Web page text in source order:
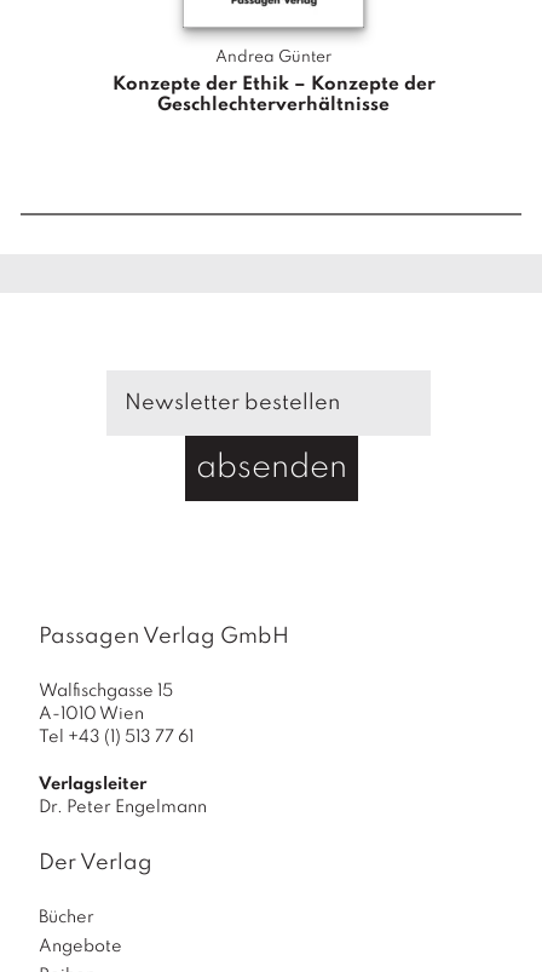
M
e
Andrea Günter
Konzepte der Ethik – Konzepte der
Geschlechterverhältnisse
absenden
Passagen Verlag GmbH
Walfischgasse 15
A-1010 Wien
Tel +43 (1) 513 77 61
Verlagsleiter
Dr. Peter Engelmann
Der Verlag
Bücher
Angebote